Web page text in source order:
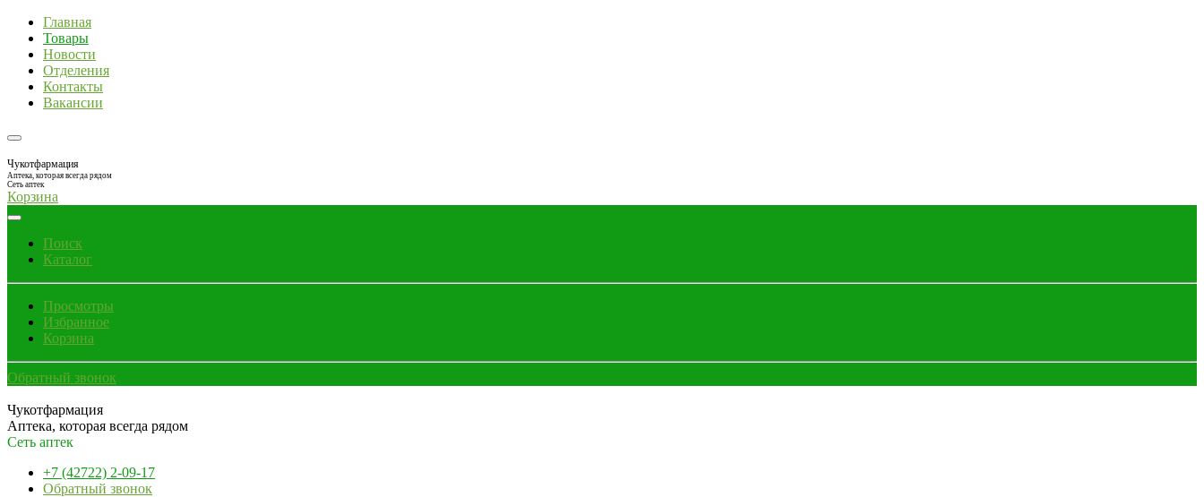
Главная
Товары
Новости
Отделения
Контакты
Вакансии
Чукотфармация
Аптека, которая всегда рядом
Сеть аптек
Корзина
Поиск
Каталог
Просмотры
Избранное
Корзина
Обратный звонок
Чукотфармация
Аптека, которая всегда рядом
Сеть аптек
+7 (42722) 2-09-17
Обратный звонок